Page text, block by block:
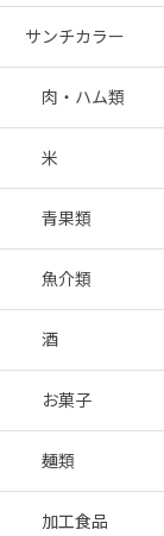
サンチカラー
肉・ハム類
米
青果類
魚介類
酒
お菓子
麺類
加工食品